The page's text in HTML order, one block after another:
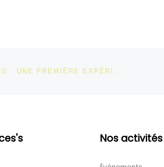
CHANTIERS ENGAGEMENT JEUNES : UNE PREMIÈRE EXPÉRIENCE UTILE ET CITOYENNE AVEC AUDACES’S
Nos activités